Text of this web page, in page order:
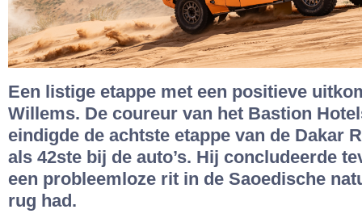
Een listige etappe met een positieve
Willems. De coureur van het Bastion
eindigde de achtste etappe van de Dakar
als 42ste bij de auto’s. Hij concludeerde
een probleemloze rit in de Saoedische
rug had.